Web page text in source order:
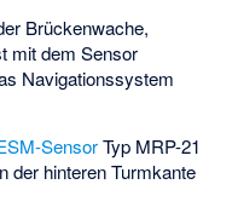
Brückenwache,
mit dem Sensor
Navigationssystem
SensorTyp MRP-21
der hinteren Turmkante